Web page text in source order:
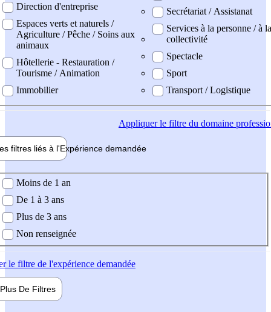
Direction d'entreprise
Espaces verts et naturels /
Agriculture / Pêche / Soins aux
animaux
Hôtellerie - Restauration /
Tourisme / Animation
Immobilier
Secrétariat / Assistanat
Services à la personne / à la
collectivité
Spectacle
Sport
Transport / Logistique
Appliquerle filtre du domaine
filtres liés à l'Expérience demandée
demandée
Moins de 1 an
De 1 à 3 ans
Plus de 3 ans
Non renseignée
le filtre de l'expérience demandée
Plus De Filtres